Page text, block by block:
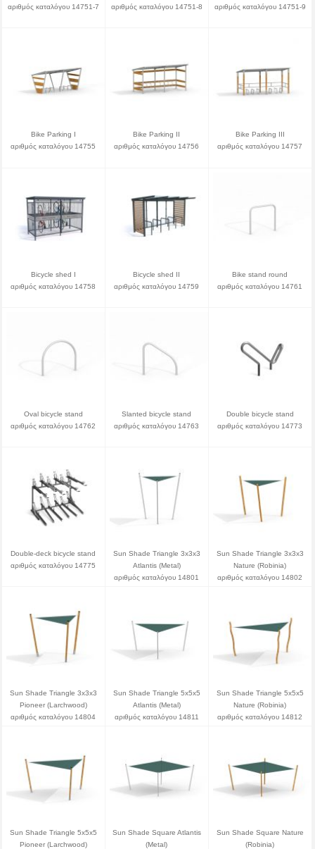
αριθμός καταλόγου 14751-7
αριθμός καταλόγου 14751-8
αριθμός καταλόγου 14751-9
Bike Parking I
αριθμός καταλόγου 14755
Bike Parking II
αριθμός καταλόγου 14756
Bike Parking III
αριθμός καταλόγου 14757
Bicycle shed I
αριθμός καταλόγου 14758
Bicycle shed II
αριθμός καταλόγου 14759
Bike stand round
αριθμός καταλόγου 14761
Oval bicycle stand
αριθμός καταλόγου 14762
Slanted bicycle stand
αριθμός καταλόγου 14763
Double bicycle stand
αριθμός καταλόγου 14773
Double-deck bicycle stand
αριθμός καταλόγου 14775
Sun Shade Triangle 3x3x3
Atlantis (Metal)
αριθμός καταλόγου 14801
Sun Shade Triangle 3x3x3
Nature (Robinia)
αριθμός καταλόγου 14802
Sun Shade Triangle 3x3x3
Pioneer (Larchwood)
αριθμός καταλόγου 14804
Sun Shade Triangle 5x5x5
Atlantis (Metal)
αριθμός καταλόγου 14811
Sun Shade Triangle 5x5x5
Nature (Robinia)
αριθμός καταλόγου 14812
Sun Shade Triangle 5x5x5
Pioneer (Larchwood)
Sun Shade Square Atlantis
(Metal)
Sun Shade Square Nature
(Robinia)